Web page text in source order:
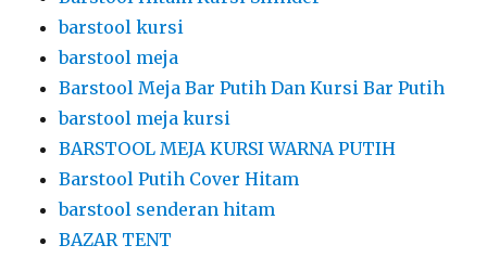
barstool kursi
barstool meja
Barstool Meja Bar Putih Dan Kursi Bar Putih
barstool meja kursi
BARSTOOL MEJA KURSI WARNA PUTIH
Barstool Putih Cover Hitam
barstool senderan hitam
BAZAR TENT